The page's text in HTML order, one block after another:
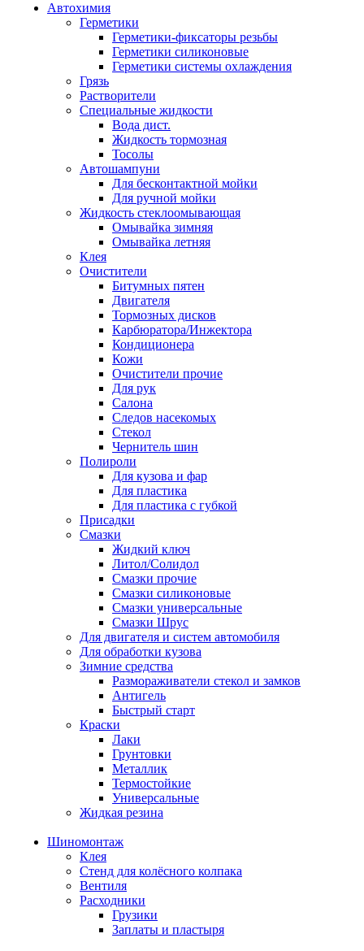
Автохимия
Герметики
Герметики-фиксаторы резьбы
Герметики силиконовые
Герметики системы охлаждения
Грязь
Растворители
Специальные жидкости
Вода дист.
Жидкость тормозная
Тосолы
Автошампуни
Для бесконтактной мойки
Для ручной мойки
Жидкость стеклоомывающая
Омывайка зимняя
Омывайка летняя
Клея
Очистители
Битумных пятен
Двигателя
Тормозных дисков
Карбюратора/Инжектора
Кондиционера
Кожи
Очистители прочие
Для рук
Салона
Следов насекомых
Стекол
Чернитель шин
Полироли
Для кузова и фар
Для пластика
Для пластика с губкой
Присадки
Смазки
Жидкий ключ
Литол/Солидол
Смазки прочие
Смазки силиконовые
Смазки универсальные
Смазки Шрус
Для двигателя и систем автомобиля
Для обработки кузова
Зимние средства
Размораживатели стекол и замков
Антигель
Быстрый старт
Краски
Лаки
Грунтовки
Металлик
Термостойкие
Универсальные
Жидкая резина
Шиномонтаж
Клея
Стенд для колёсного колпака
Вентиля
Расходники
Грузики
Заплаты и пластыря